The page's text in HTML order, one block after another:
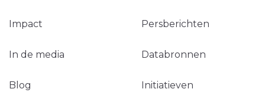
Impact Persberichten
In de media Databronnen
Blog Initiatieven